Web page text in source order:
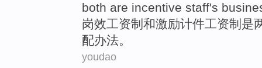
both are incentive staff's
岗效工资制 和激励计件工资制是
配办法。
youdao